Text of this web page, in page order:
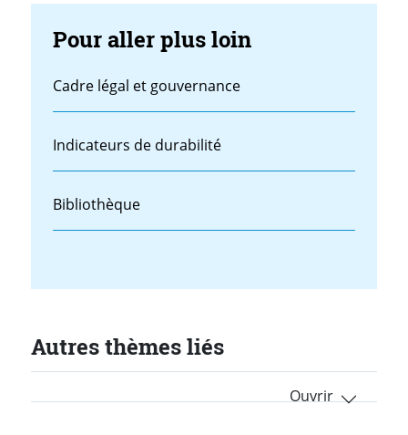
Pour aller plus loin
Cadre légal et gouvernance
Indicateurs de durabilité
Bibliothèque
Autres thèmes liés